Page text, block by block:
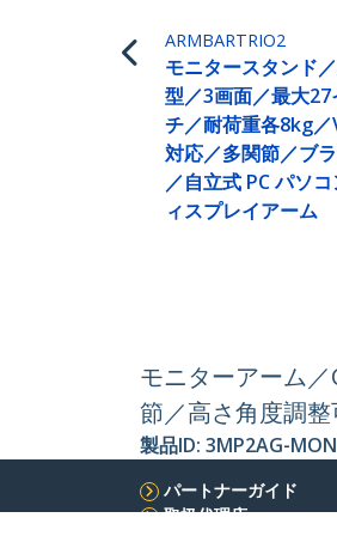
ARMBARTRIO2
モニタースタンド
型／3画面／最大27
チ／耐荷重各8kg／
対応／多関節／ブ
／自立式 PC パソ
ィスプレイアーム
モニターアーム
節／高さ角度調
製品ID: 3MP2AG-
パートナーガイド
取扱代理店